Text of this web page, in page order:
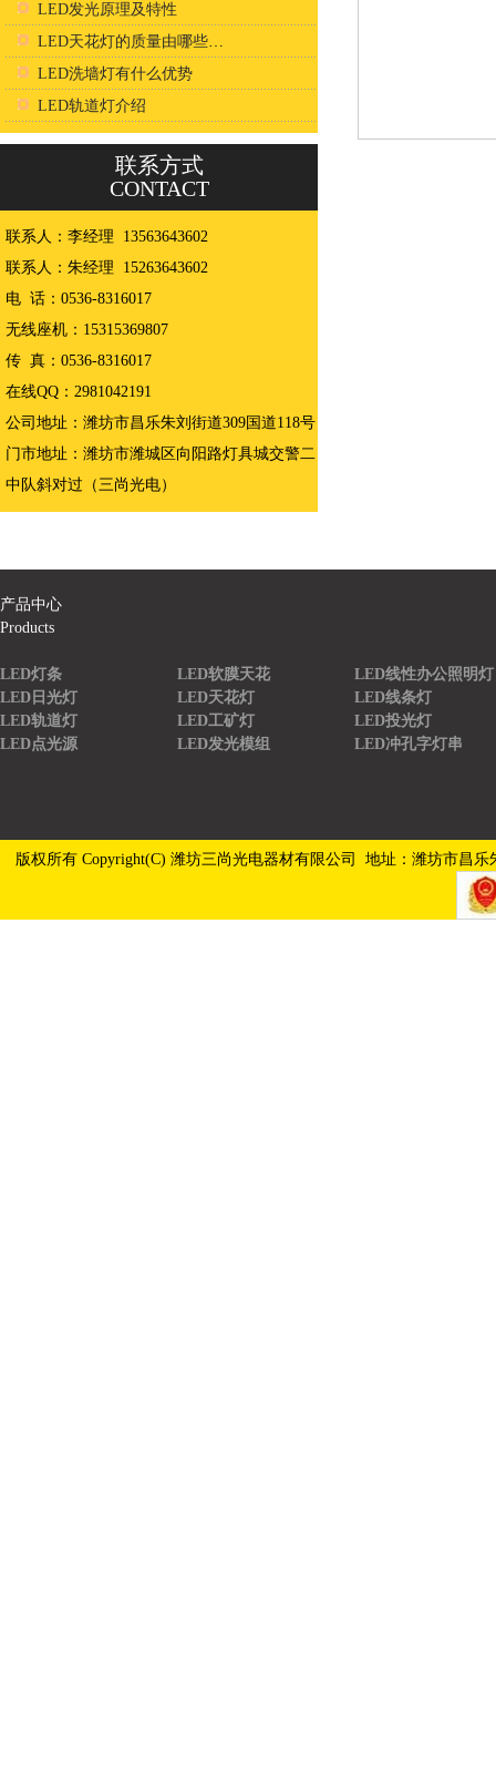
LED发光原理及特性
LED天花灯的质量由哪些因素决定？
LED洗墙灯有什么优势
LED轨道灯介绍
联系方式
CONTACT
联系人：李经理 13563643602
联系人：朱经理 15263643602
电 话：0536-8316017
无线座机：15315369807
传 真：0536-8316017
在线QQ：2981042191
公司地址：潍坊市昌乐朱刘街道309国道118号
门市地址：潍坊市潍城区向阳路灯具城交警二
中队斜对过（三尚光电）
产品中心
Products
LED灯条 LED软膜天花
LED线性办公照明灯
LED日光灯
LED天花灯
LED线条灯
LED轨道灯
LED工矿灯
LED投光灯
LED点光源
LED发光模组 LED冲孔字灯串
版权所有 Copyright(C) 潍坊三尚光电器材有限公司 地址：潍坊市